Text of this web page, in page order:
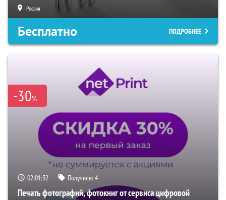
Россия
Бесплатно ПОДРОБНЕЕ
-30%
02:01:31 Получили:4
Печать фотографий, фотокниг от сервиса цифровой